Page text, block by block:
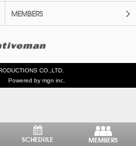
MEMBERS
CO.,LTD.
Powered by mgn inc.
SCHEDULE MEMBERS